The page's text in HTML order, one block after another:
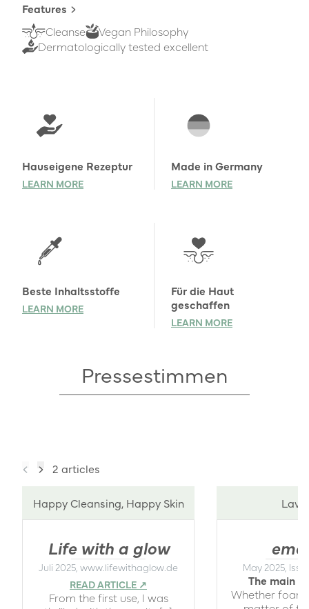
Features
Cleanse
Vegan Philosophy
Dermatologically tested excellent
Hauseigene Rezeptur
LEARN MORE
Made in Germany
LEARN MORE
Beste Inhaltsstoffe
LEARN MORE
Für die Haut
geschaffen
LEARN MORE
Pressestimmen
2 articles
Happy Cleansing, Happy Skin
Life with a glow
Juli 2025, www.lifewithaglow.de
READ ARTICLE ↗︎
From the first use, I was
May 2025,
The main
Whether